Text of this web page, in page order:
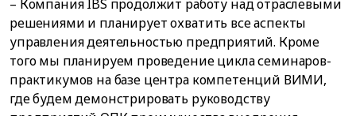
– Компания IBS продолжит работу над отраслевыми
решениями и планирует охватить все аспекты
управления деятельностью предприятий. Кроме
того мы планируем проведение цикла семинаров-
практикумов на базе центра компетенций ВИМИ,
где будем демонстрировать руководству